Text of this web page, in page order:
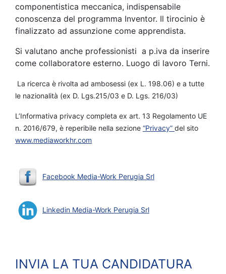
componentistica meccanica, indispensabile
conoscenza del programma Inventor. Il tirocinio è
finalizzato ad assunzione come apprendista.
Si valutano anche professionisti a p.iva da inserire
come collaboratore esterno. Luogo di lavoro Terni.
La ricerca è rivolta ad ambosessi (ex L. 198.06) e a tutte
le nazionalità (ex D. Lgs.215/03 e D. Lgs. 216/03)
L’Informativa privacy completa ex art. 13 Regolamento UE
n. 2016/679, è reperibile nella sezione “Privacy” del sito
www.mediaworkhr.com
Facebook Media-Work Perugia Srl
Linkedin Media-Work Perugia Srl
INVIA LA TUA CANDIDATURA